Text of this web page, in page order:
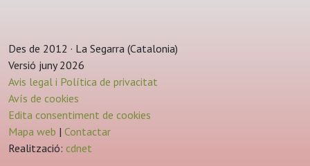
Des de 2012 · La Segarra (Catalonia)
Versió juny 2026
Avis legal i Política de privacitat
Avís de cookies
Edita consentiment de cookies
Mapa web | Contactar
Realització: cdnet